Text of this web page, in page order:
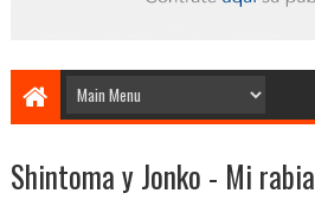
Shintoma y Jonko - Mi rabia